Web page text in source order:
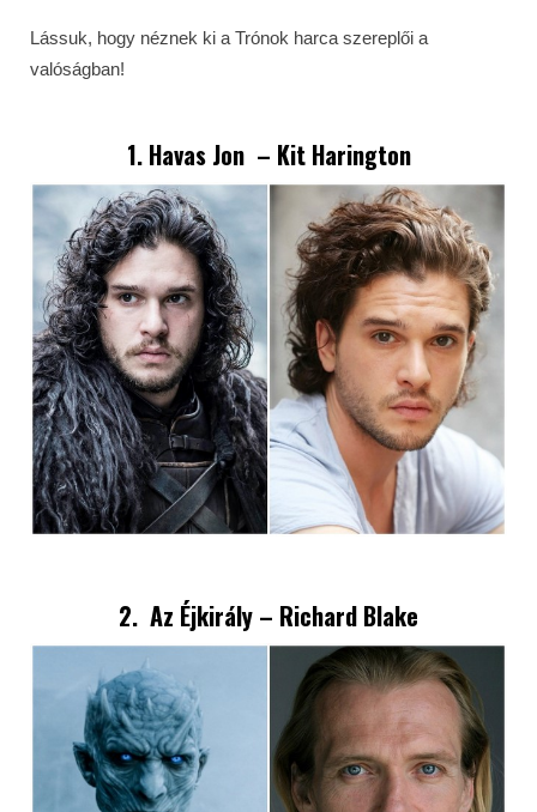
Lássuk, hogy néznek ki a Trónok harca szereplői a
valóságban!
1. Havas Jon– Kit Harington
2. Az Éjkirály – Richard Blake